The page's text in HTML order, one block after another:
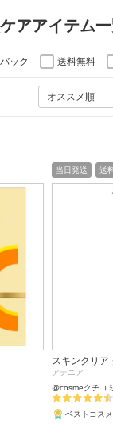
アアイテム
ック 送料無料
当日発送 送
スキンクリア
アテニア
@cosmeクチコ
ベストコスメ